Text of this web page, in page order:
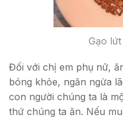
Gạo
Đối với chị em phụ nữ,
bóng khỏe, ngăn ngừa
con người chúng ta là
thứ chúng ta ăn. Nếu